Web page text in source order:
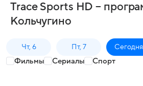
Trace Sports HD –
Кольчугино
Чт, 6 Пт, 7 Сегодня
Фильмы Сериалы Спорт